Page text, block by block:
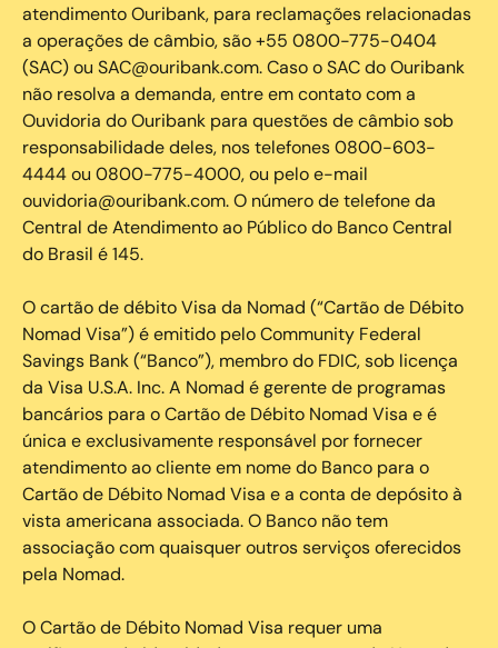
atendimento Ouribank, para reclamações relacionadas
a operações de câmbio, são +55 0800-775-0404
(SAC) ou SAC@ouribank.com. Caso o SAC do Ouribank
não resolva a demanda, entre em contato com a
Ouvidoria do Ouribank para questões de câmbio sob
responsabilidade deles, nos telefones 0800-603-
4444 ou 0800-775-4000, ou pelo e-mail
ouvidoria@ouribank.com. O número de telefone da
Central de Atendimento ao Público do Banco Central
do Brasil é 145.
O cartão de débito Visa da Nomad (“Cartão de Débito
Nomad Visa”) é emitido pelo Community Federal
Savings Bank (“Banco”), membro do FDIC, sob licença
da Visa U.S.A. Inc. A Nomad é gerente de programas
bancários para o Cartão de Débito Nomad Visa e é
única e exclusivamente responsável por fornecer
atendimento ao cliente em nome do Banco para o
Cartão de Débito Nomad Visa e a conta de depósito à
vista americana associada. O Banco não tem
associação com quaisquer outros serviços oferecidos
pela Nomad.
O Cartão de Débito Nomad Visa requer uma